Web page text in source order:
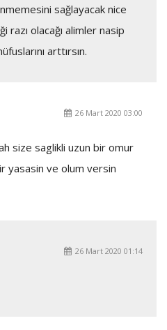
sağlayacak nice
razı olacağı alimler nasip
arttırsın.
26 Mart 2020 03:00
size saglikli uzun bir omur
yasasin ve olum versin
26 Mart 2020 01:14